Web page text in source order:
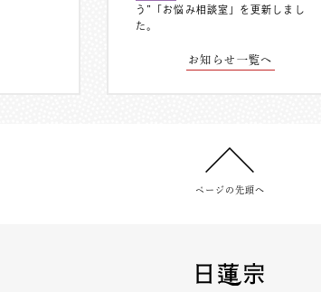
う”「お悩み相談室」を更新しまし
た。
お知らせ一覧へ
ページの先頭へ